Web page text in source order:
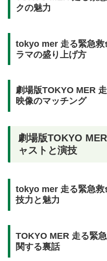
クの魅力
tokyo mer 走る緊急救
ラマの盛り上げ方
劇場版TOKYO MER
映像のマッチング
劇場版TOKYO
ャストと演技
tokyo mer 走る緊急救
技力と魅力
TOKYO MER 走る緊
関する裏話